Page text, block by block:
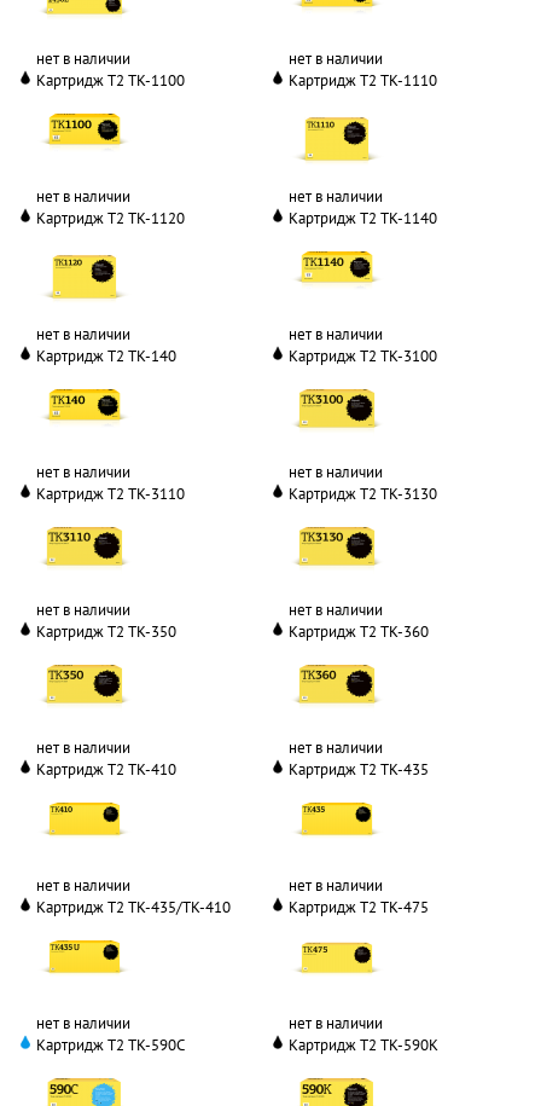
нет в наличии
нет в наличии
Картридж T2 TK-1100
нет в наличии
Картридж T2 TK-1110
нет в наличии
Картридж T2 TK-1120
нет в наличии
Картридж T2 TK-1140
нет в наличии
Картридж T2 TK-140
нет в наличии
Картридж T2 TK-3100
нет в наличии
Картридж T2 TK-3110
нет в наличии
Картридж T2 TK-3130
нет в наличии
Картридж T2 TK-350
нет в наличии
Картридж T2 TK-360
нет в наличии
Картридж T2 TK-410
нет в наличии
Картридж T2 TK-435
нет в наличии
Картридж T2 TK-435/TK-410
нет в наличии
Картридж T2 TK-475
нет в наличии
Картридж T2 TK-590C
Картридж T2 TK-590K